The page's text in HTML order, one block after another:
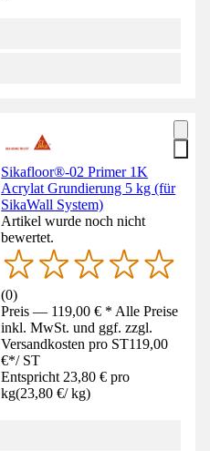
Sikafloor®-02 Primer 1K
Acrylat Grundierung 5 kg (für
SikaWall System)
Artikel wurde noch nicht
bewertet.
(0)
Preis — 119,00 € * Alle Preise
inkl. MwSt. und ggf. zzgl.
Versandkosten pro ST119,00
€*/ ST
Entspricht 23,80 € pro
kg(23,80 €/ kg)